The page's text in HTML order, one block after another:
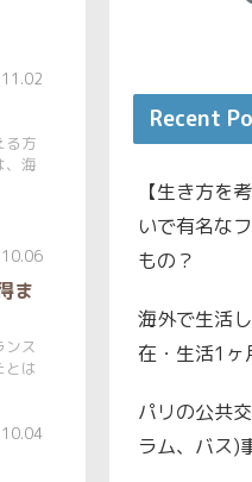
る方
、海
ま
ス
とは
Recent
【生き方を
いで有名な
もの？
海外で生活
在・生活1ヶ
パリの公共
ラム、バス)